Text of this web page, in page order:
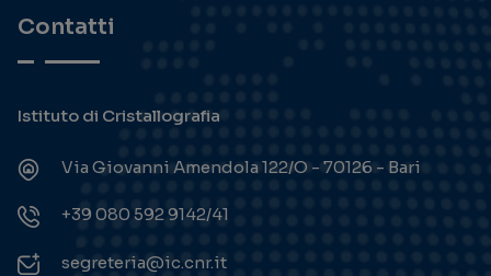
Contatti
Istituto di Cristallografia
Via Giovanni Amendola 122/O - 70126 - Bari
+39 080 592 9142/41
segreteria@ic.cnr.it